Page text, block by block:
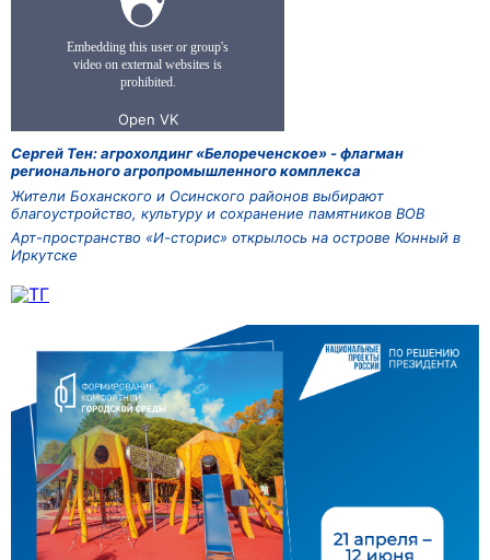
Сергей Тен: агрохолдинг «Белореченское» - флагман
регионального агропромышленного комплекса
Жители Боханского и Осинского районов выбирают
благоустройство, культуру и сохранение памятников ВОВ
Арт-пространство «И-сторис» открылось на острове Конный в
Иркутске